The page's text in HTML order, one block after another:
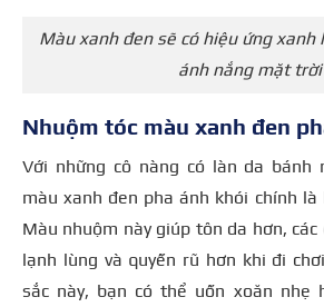
Màu xanh đen sẽ có hiệu ứng xanh
ánh nắng mặt trời
Nhuộm tóc màu xanh đen
Với những cô nàng có làn da bánh
màu xanh đen pha ánh khói chính là
Màu nhuộm này giúp tôn da hơn,
lạnh lùng và quyến rũ hơn khi đi
sắc này, bạn có thể uốn xoăn nhẹ